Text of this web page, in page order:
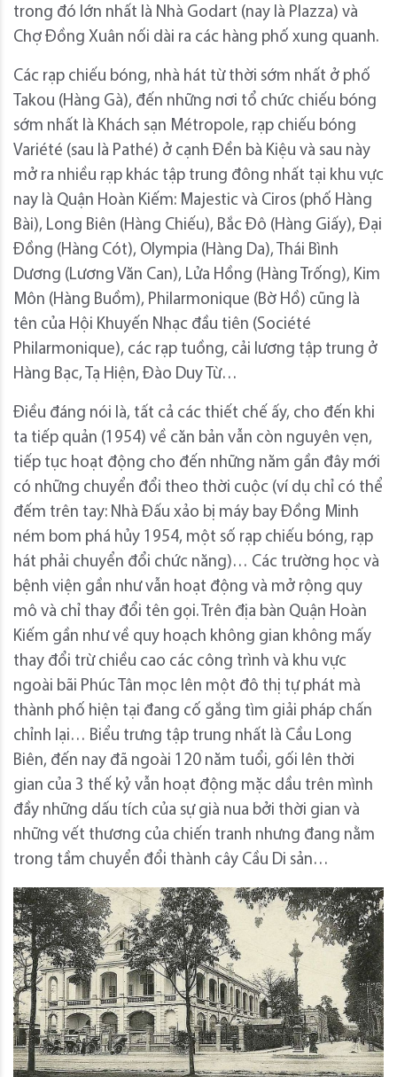
trong đó lớn nhất là Nhà Godart (nay là Plazza) và
Chợ Đồng Xuân nối dài ra các hàng phố xung quanh.
Các rạp chiếu bóng, nhà hát từ thời sớm nhất ở phố
Takou (Hàng Gà), đến những nơi tổ chức chiếu bóng
sớm nhất là Khách sạn Métropole, rạp chiếu bóng
Variété (sau là Pathé) ở cạnh Đền bà Kiệu và sau này
mở ra nhiều rạp khác tập trung đông nhất tại khu vực
nay là Quận Hoàn Kiếm: Majestic và Ciros (phố Hàng
Bài), Long Biên (Hàng Chiếu), Bắc Đô (Hàng Giấy), Đại
Đồng (Hàng Cót), Olympia (Hàng Da), Thái Bình
Dương (Lương Văn Can), Lửa Hồng (Hàng Trống), Kim
Môn (Hàng Buồm), Philarmonique (Bờ Hồ) cũng là
tên của Hội Khuyến Nhạc đầu tiên (Société
Philarmonique), các rạp tuồng, cải lương tập trung ở
Hàng Bạc, Tạ Hiện, Đào Duy Từ…
Điều đáng nói là, tất cả các thiết chế ấy, cho đến khi
ta tiếp quản (1954) về căn bản vẫn còn nguyên vẹn,
tiếp tục hoạt động cho đến những năm gần đây mới
có những chuyển đổi theo thời cuộc (ví dụ chỉ có thể
đếm trên tay: Nhà Đấu xảo bị máy bay Đồng Minh
ném bom phá hủy 1954, một số rạp chiếu bóng, rạp
hát phải chuyển đổi chức năng)… Các trường học và
bệnh viện gần như vẫn hoạt động và mở rộng quy
mô và chỉ thay đổi tên gọi. Trên địa bàn Quận Hoàn
Kiếm gần như về quy hoạch không gian không mấy
thay đổi trừ chiều cao các công trình và khu vực
ngoài bãi Phúc Tân mọc lên một đô thị tự phát mà
thành phố hiện tại đang cố gắng tìm giải pháp chấn
chỉnh lại… Biểu trưng tập trung nhất là Cầu Long
Biên, đến nay đã ngoài 120 năm tuổi, gối lên thời
gian của 3 thế kỷ vẫn hoạt động mặc dầu trên mình
đầy những dấu tích của sự già nua bởi thời gian và
những vết thương của chiến tranh nhưng đang nằm
trong tầm chuyển đổi thành cây Cầu Di sản…